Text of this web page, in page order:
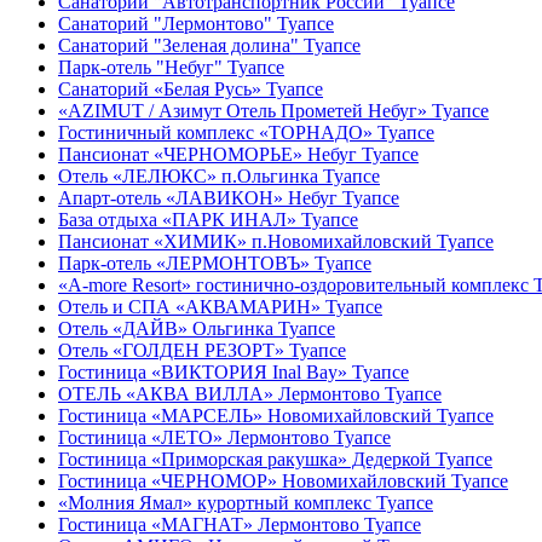
Санаторий "Лермонтово" Туапсе
Санаторий "Зеленая долина" Туапсе
Парк-отель "Небуг" Туапсе
Санаторий «Белая Русь» Туапсе
«AZIMUT / Азимут Отель Прометей Небуг» Туапсе
Гостиничный комплекс «ТОРНАДО» Туапсе
Пансионат «ЧЕРНОМОРЬЕ» Небуг Туапсе
Отель «ЛЕЛЮКС» п.Ольгинка Туапсе
Апарт-отель «ЛАВИКОН» Небуг Туапсе
База отдыха «ПАРК ИНАЛ» Туапсе
Пансионат «ХИМИК» п.Новомихайловский Туапсе
Парк-отель «ЛЕРМОНТОВЪ» Туапсе
«A-more Resort» гостинично-оздоровительный комплекс
Отель и СПА «АКВАМАРИН» Туапсе
Отель «ДАЙВ» Ольгинка Туапсе
Отель «ГОЛДЕН РЕЗОРТ» Туапсе
Гостиница «ВИКТОРИЯ Inal Bay» Туапсе
ОТЕЛЬ «АКВА ВИЛЛА» Лермонтово Туапсе
Гостиница «МАРСЕЛЬ» Новомихайловский Туапсе
Гостиница «ЛЕТО» Лермонтово Туапсе
Гостиница «Приморская ракушка» Дедеркой Туапсе
Гостиница «ЧЕРНОМОР» Новомихайловский Туапсе
«Молния Ямал» курортный комплекс Туапсе
Гостиница «МАГНАТ» Лермонтово Туапсе